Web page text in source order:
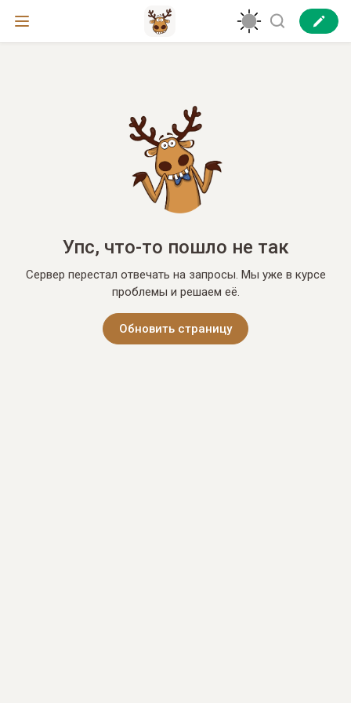
Упс, что-то пошло не так
Сервер перестал отвечать на запросы. Мы уже в курсе
проблемы и решаем её.
Обновить страницу